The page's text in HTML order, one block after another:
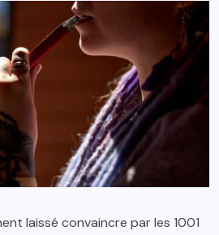
laissé convaincre par les 1001